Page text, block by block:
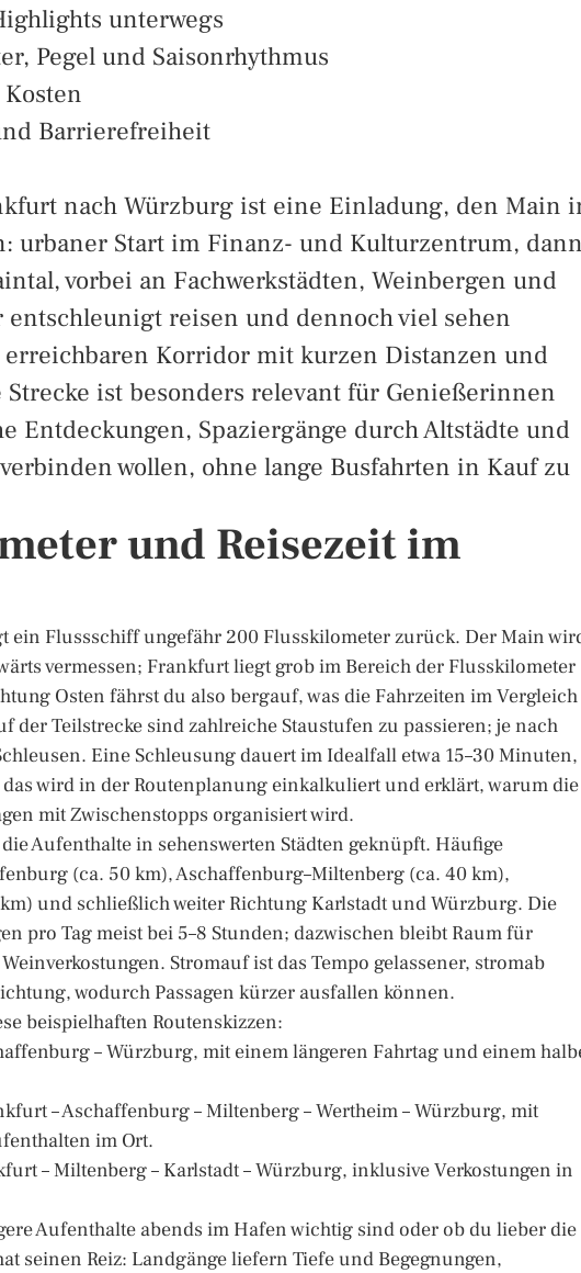
unterwegs
Pegel und Saisonrhythmus
Barrierefreiheit
nach Würzburg ist eine Einladung, den Main
urbaner Start im Finanz- und Kulturzentrum,
vorbei an Fachwerkstädten, Weinbergen und
reisen und dennoch viel sehen
Korridor mit kurzen Distanzen und
ist besonders relevant für Genießerinnen
Entdeckungen, Spaziergänge durch Altstädte und
wollen, ohne lange Busfahrten in Kauf zu
und Reisezeit im
Flussschiff ungefähr 200 Flusskilometer zurück. Der Main
vermessen; Frankfurt liegt grob im Bereich der Flusskilometer
Osten fährst du also bergauf, was die Fahrzeiten im Vergleich
der Teilstrecke sind zahlreiche Staustufen zu passieren; je nach
Eine Schleusung dauert im Idealfall etwa 15–30 Minuten,
wird in der Routenplanung einkalkuliert und erklärt, warum die
mit Zwischenstopps organisiert wird.
Aufenthalte in sehenswerten Städten geknüpft. Häufige
(ca. 50 km), Aschaffenburg–Miltenberg (ca. 40 km),
und schließlich weiter Richtung Karlstadt und Würzburg. Die
pro Tag meist bei 5–8 Stunden; dazwischen bleibt Raum für
Stromauf ist das Tempo gelassener, stromab
wodurch Passagen kürzer ausfallen können.
beispielhaften Routenskizzen:
– Würzburg, mit einem längeren Fahrtag und einem
– Aschaffenburg – Miltenberg – Wertheim – Würzburg, mit
im Ort.
– Miltenberg – Karlstadt – Würzburg, inklusive Verkostungen in
Aufenthalte abends im Hafen wichtig sind oder ob du lieber die
seinen Reiz: Landgänge liefern Tiefe und Begegnungen,